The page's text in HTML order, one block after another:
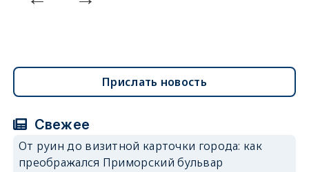
Прислать новость
Свежее
От руин до визитной карточки города: как
преображался Приморский бульвар